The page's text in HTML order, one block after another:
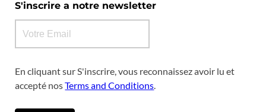
S'inscrire a notre newsletter
En cliquant sur S'inscrire, vous reconnaissez avoir lu et
accepté nosTerms and Conditions.